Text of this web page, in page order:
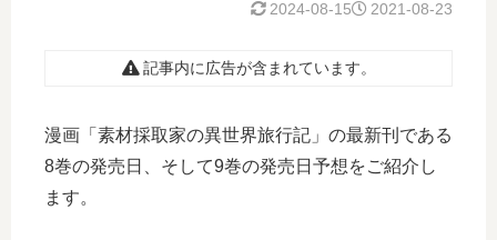
2021-08-23
2024-08-15
記事内に広告が含まれています。
漫画「素材採取家の異世界旅行記」の最新刊である
8巻の発売日、そして9巻の発売日予想をご紹介し
ます。